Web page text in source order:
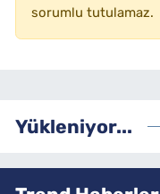
sorumlu tutulamaz.
Yükleniyor...